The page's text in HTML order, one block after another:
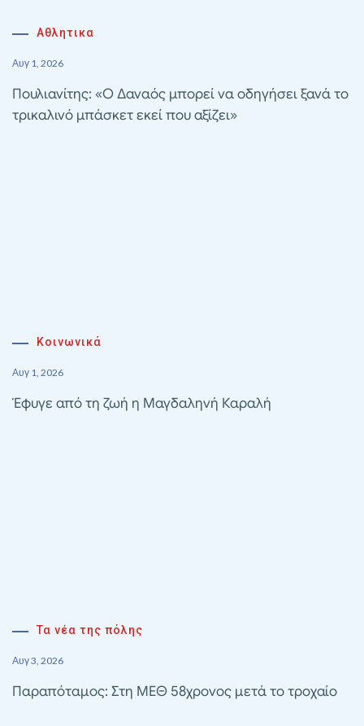
Αθλητικα
Αυγ 1, 2026
Πουλιανίτης: «Ο Δαναός μπορεί να οδηγήσει ξανά το
τρικαλινό μπάσκετ εκεί που αξίζει»
Κοινωνικά
Αυγ 1, 2026
Έφυγε από τη ζωή η Μαγδαληνή Καραλή
Τα νέα της πόλης
Αυγ 3, 2026
Παραπόταμος: Στη ΜΕΘ 58χρονος μετά το τροχαίο